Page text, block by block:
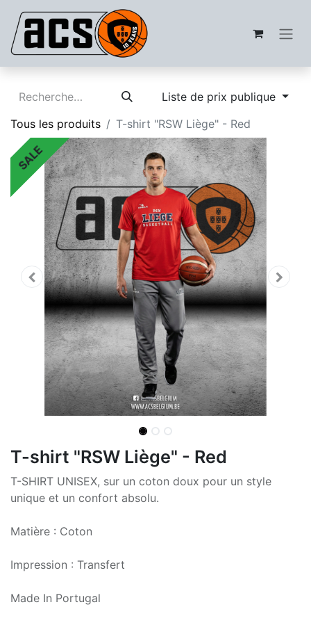
Liste de prix publique
Tous les produits
T-shirt "RSW Liège" - Red
SALE
T-shirt "RSW Liège" - Red
T-SHIRT UNISEX, sur un coton doux pour un style
unique et un confort absolu.
Matière : Coton
Impression : Transfert
Made In Portugal